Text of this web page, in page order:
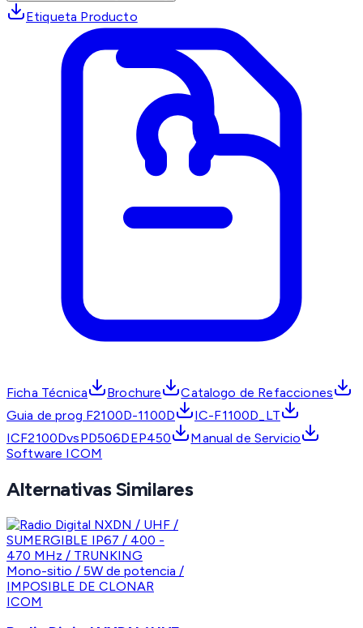
Etiqueta Producto
Ficha Técnica Brochure
Catalogo de Refacciones
Guia de prog F2100D-1100D
IC-F1100D_LT
ICF2100DvsPD506DEP450
Manual de Servicio
Software ICOM
Alternativas Similares
ICOM